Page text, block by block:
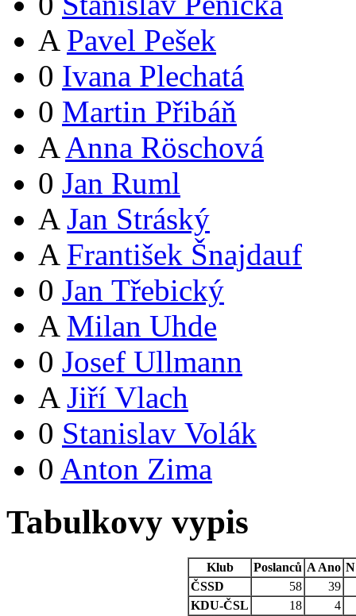
A Pavel Pešek
0 Ivana Plechatá
0 Martin Přibáň
A Anna Röschová
0 Jan Ruml
A Jan Stráský
A František Šnajdauf
0 Jan Třebický
A Milan Uhde
0 Josef Ullmann
A Jiří Vlach
0 Stanislav Volák
0 Anton Zima
Tabulkovy vypis
Klub Poslanců A Ano N
ČSSD
58
39
KDU-ČSL
18
4